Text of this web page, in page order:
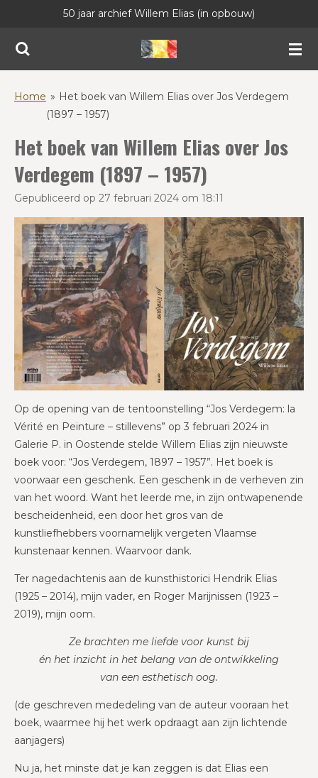
naar
de
50 jaar archief Willem Elias (in opbouw)
Home » Het boek van Willem Elias over Jos Verdegem
(1897 – 1957)
Het boek van Willem Elias over Jos
Verdegem (1897 – 1957)
Gepubliceerd op 27 februari 2024 om 18:11
Op de opening van de tentoonstelling “Jos Verdegem: la
Vérité en Peinture – stillevens” op 3 februari 2024 in
Galerie P. in Oostende stelde Willem Elias zijn nieuwste
boek voor: “Jos Verdegem, 1897 – 1957”. Het boek is
voorwaar een geschenk. Een geschenk in de verheven zin
van het woord. Want het leerde me, in zijn ontwapenende
bescheidenheid, een door het gros van de
kunstliefhebbers voornamelijk vergeten Vlaamse
kunstenaar kennen. Waarvoor dank.
Ter nagedachtenis aan de kunsthistorici Hendrik Elias
(1925 – 2014), mijn vader, en Roger Marijnissen (1923 –
2019), mijn oom.
Ze brachten me liefde voor kunst bij
én het inzicht in het belang van de ontwikkeling
van een esthetisch oog.
(de geschreven mededeling van de auteur vooraan het
boek, waarmee hij het werk opdraagt aan zijn lichtende
aanjagers)
Nu ja, het minste dat je kan zeggen is dat Elias een